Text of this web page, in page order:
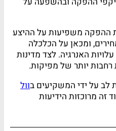
ההפקה משפיעות על ההיצע
ומכאן על הכלכלה
האנרגיה. לצד מדינות
רחבות יותר של מפיקות.
לב על ידי המשקיעים בוול
זה מרוכזות הידיעות